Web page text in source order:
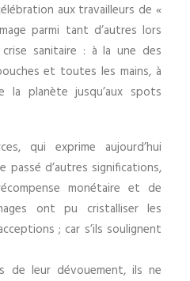
aux travailleurs de «
parmi tant d’autres lors
sanitaire : à la une des
et toutes les mains, à
planète jusqu’aux spots
qui exprime aujourd’hui
passé d’autres significations,
monétaire et de
ont pu cristalliser les
; car s’ils soulignent
de leur dévouement, ils ne